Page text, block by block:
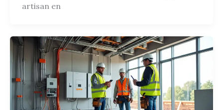
artisan en